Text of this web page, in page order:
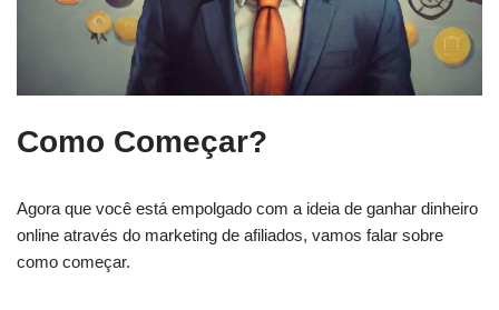
Como Começar?
Agora que você está empolgado com a ideia de ganhar dinheiro
online através do marketing de afiliados, vamos falar sobre
como começar.